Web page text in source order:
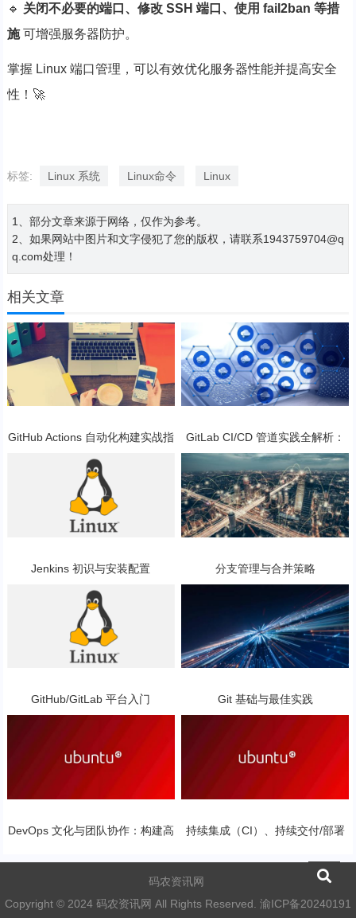
🔹 关闭不必要的端口、修改 SSH 端口、使用 fail2ban 等措
施可增强服务器防护。
掌握 Linux 端口管理，可以有效优化服务器性能并提高安全
性！🚀
标签: Linux 系统 Linux命令 Linux
1、部分文章来源于网络，仅作为参考。
2、如果网站中图片和文字侵犯了您的版权，请联系1943759704@q
q.com处理！
相关文章
GitHub Actions 自动化构建实战指
GitLab CI/CD 管道实践全解析：
从入门到实战
Jenkins 初识与安装配置 分支管理与合并策略
GitHub/GitLab 平台入门 Git 基础与最佳实践
DevOps 文化与团队协作：构建高
持续集成（CI）、持续交付/部署
心引擎
码农资讯网
Copyright © 2024 码农资讯网 All Rights Reserved. 渝ICP备20240191